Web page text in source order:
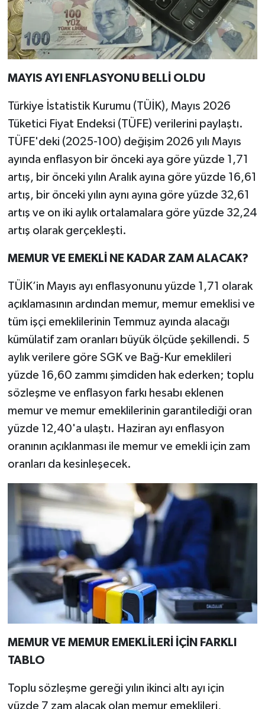
MAYIS AYI ENFLASYONU BELLİ OLDU
Türkiye İstatistik Kurumu (TÜİK), Mayıs 2026
Tüketici Fiyat Endeksi (TÜFE) verilerini paylaştı.
TÜFE'deki (2025-100) değişim 2026 yılı Mayıs
ayında enflasyon bir önceki aya göre yüzde 1,71
artış, bir önceki yılın Aralık ayına göre yüzde 16,61
artış, bir önceki yılın aynı ayına göre yüzde 32,61
artış ve on iki aylık ortalamalara göre yüzde 32,24
artış olarak gerçekleşti.
MEMUR VE EMEKLİ NE KADAR ZAM ALACAK?
TÜİK’in Mayıs ayı enflasyonunu yüzde 1,71 olarak
açıklamasının ardından memur, memur emeklisi ve
tüm işçi emeklilerinin Temmuz ayında alacağı
kümülatif zam oranları büyük ölçüde şekillendi. 5
aylık verilere göre SGK ve Bağ-Kur emeklileri
yüzde 16,60 zammı şimdiden hak ederken; toplu
sözleşme ve enflasyon farkı hesabı eklenen
memur ve memur emeklilerinin garantilediği oran
yüzde 12,40'a ulaştı. Haziran ayı enflasyon
oranının açıklanması ile memur ve emekli için zam
oranları da kesinleşecek.
MEMUR VE MEMUR EMEKLİLERİ İÇİN FARKLI
TABLO
Toplu sözleşme gereği yılın ikinci altı ayı için
yüzde 7 zam alacak olan memur emeklileri,